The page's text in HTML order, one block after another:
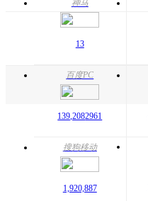
神马
13
百度PC
139,2082961
搜狗移动
1,920,887